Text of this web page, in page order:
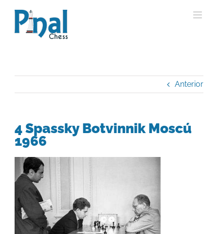
contenido
Anterior
4 Spassky Botvinnik Moscú
1966